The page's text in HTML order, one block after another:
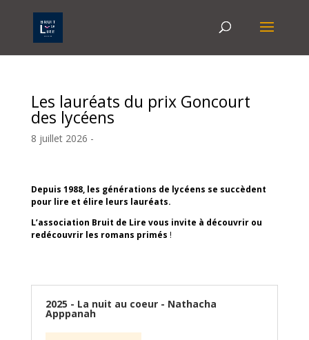
Les lauréats du prix Goncourt
des lycéens
8 juillet 2026 -
Depuis 1988, les générations de lycéens se succèdent
pour lire et élire leurs lauréats.
L’association Bruit de Lire vous invite à découvrir ou
redécouvrir les romans primés !
2025 - La nuit au coeur - Nathacha
Apppanah